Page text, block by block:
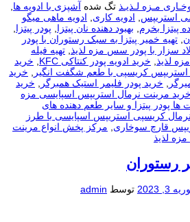
مـزه لـذیـذ تگ شده آشپزی با ادویه ها
استریپس
ادویه کاری
ادویه ماهی میگو
پیتزا بخرم بهبود دهنده نان پیتزا پودر پیتزا
تهیه خمیر پیتزا به سبک رستوران با پودر
سزار با پودر سس مزه لذیذ
تهیه فیله
لذیذ
خرید ادویه پودر کنتاکی KFC
خرید
کریسپی با طعم شگفت انگیر
خرید
خرید پودر فلیمر استیک همبرگر
خرید
خرید مرینت نرمال استریپس اسپایسی مزه
پودر پیتزا و سایر طعم دهنده های
کریسپی استریپس اسپایسی با طرز
قارچ سوخاری
مرکز پخش انواع مرینت
لذیذ
رستوران
3, 2023 توسط admin